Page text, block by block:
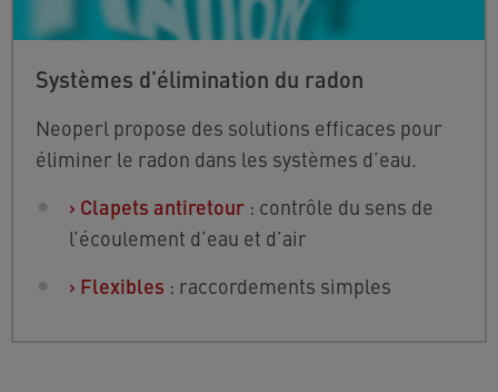
Systèmes d’élimination du radon
Neoperl propose des solutions efficaces pour
éliminer le radon dans les systèmes d’eau.
› Clapets antiretour : contrôle du sens de
l’écoulement d’eau et d’air
› Flexibles : raccordements simples